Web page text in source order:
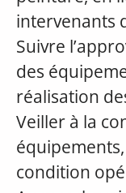
intervenants
Suivre
des
réalisation
Veiller à la
condition